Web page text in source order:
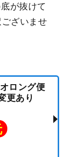
が抜けて
ざいませ
ロング便
更あり